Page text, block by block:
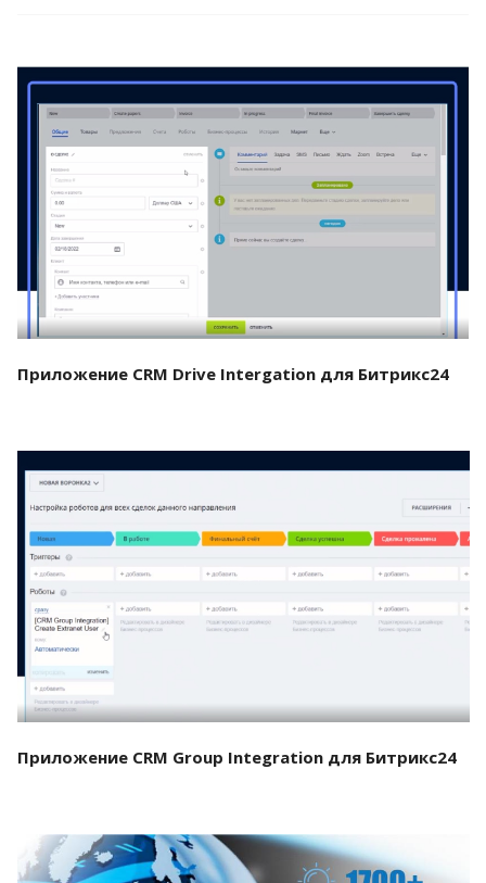
Смотреть проект
Приложение CRM Drive Intergation для Битрикс24
Смотреть проект
Приложение CRM Group Integration для Битрикс24